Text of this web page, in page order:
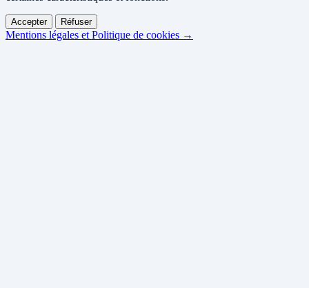
Accepter Réfuser
Mentions légales et Politique de cookies →